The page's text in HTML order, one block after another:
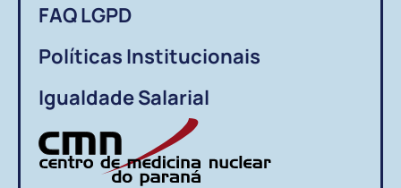
FAQ LGPD
Políticas Institucionais
Igualdade Salarial